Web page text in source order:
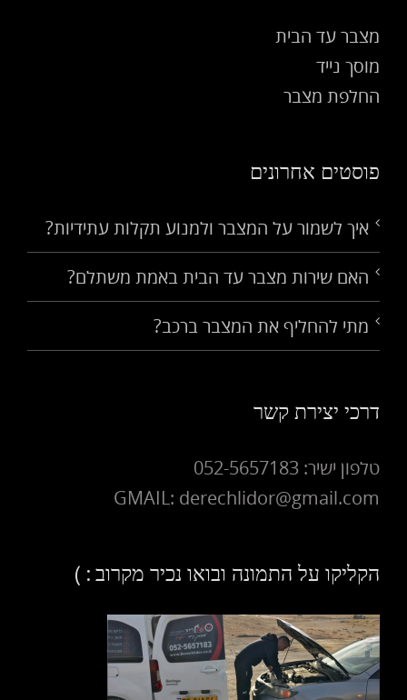
מצבר עד הבית
מוסך נייד
החלפת מצבר
פוסטים אחרונים
איך לשמור על המצבר ולמנוע תקלות עתידיות?
האם שירות מצבר עד הבית באמת משתלם?
מתי להחליף את המצבר ברכב?
דרכי יצירת קשר
טלפון ישיר: 052-5657183
GMAIL: derechlidor@gmail.com
הקליקו על התמונה ובואו נכיר מקרוב : )